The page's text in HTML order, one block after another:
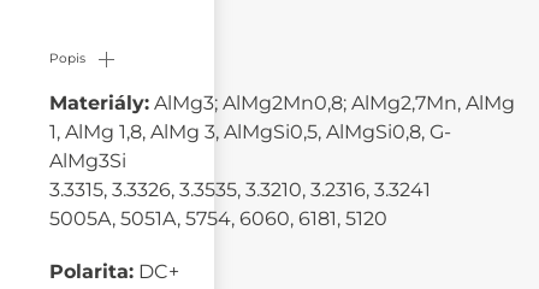
Popis
Materiály: AlMg3; AlMg2Mn0,8; AlMg2,7Mn, AlMg
1, AlMg 1,8, AlMg 3, AlMgSi0,5, AlMgSi0,8, G-
AlMg3Si
3.3315, 3.3326, 3.3535, 3.3210, 3.2316, 3.3241
5005A, 5051A, 5754, 6060, 6181, 5120
Polarita: DC+